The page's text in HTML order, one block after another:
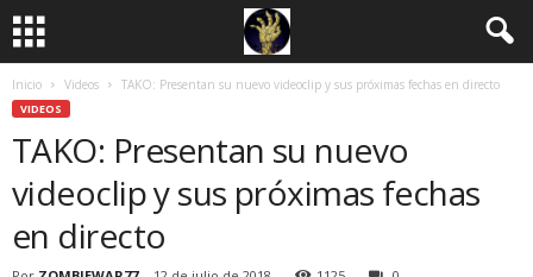
Inicio Videos TAKO: Presentan su nuevo videoclip y sus próximas fechas en directo
VIDEOS
TAKO: Presentan su nuevo
videoclip y sus próximas fechas
en directo